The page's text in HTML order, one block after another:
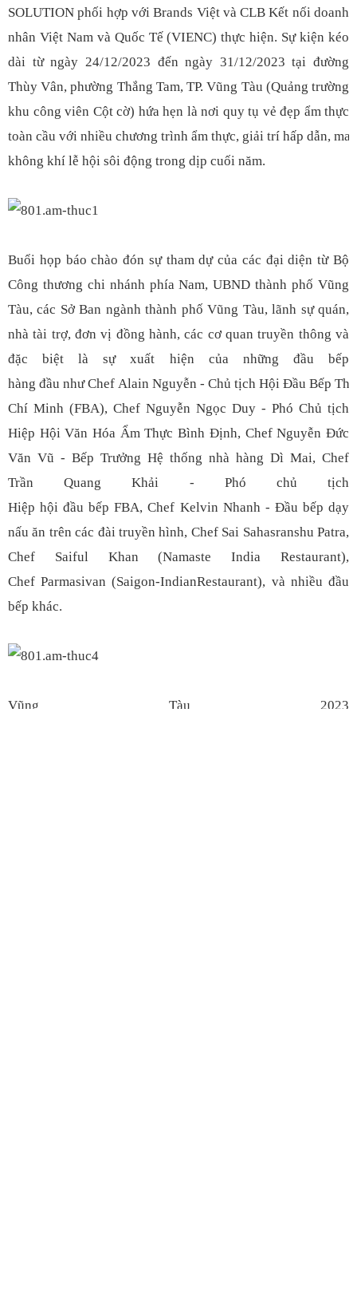
SOLUTION phối hợp với Brands Việt và CLB Kết nối doanh
nhân Việt Nam và Quốc Tế (VIENC) thực hiện. Sự kiện kéo
dài từ ngày 24/12/2023 đến ngày 31/12/2023 tại đường
Thùy Vân, phường Thắng Tam, TP. Vũng Tàu (Quảng trường
khu công viên Cột cờ) hứa hẹn là nơi quy tụ vẻ đẹp ẩm thực
toàn cầu với nhiều chương trình ẩm thực, giải trí hấp dẫn,
không khí lễ hội sôi động trong dịp cuối năm.
Buổi họp báo chào đón sự tham dự của các đại diện từ Bộ
Công thương chi nhánh phía Nam, UBND thành phố Vũng
Tàu, các Sở Ban ngành thành phố Vũng Tàu, lãnh sự quán,
nhà tài trợ, đơn vị đồng hành, các cơ quan truyền thông và
đặc biệt là sự xuất hiện của những đầu bếp
hàng đầu như Chef Alain Nguyễn - Chủ tịch Hội Đầu Bếp
Chí Minh (FBA), Chef Nguyễn Ngọc Duy - Phó Chủ tịch
Hiệp Hội Văn Hóa Ẩm Thực Bình Định, Chef Nguyễn Đức
Văn Vũ - Bếp Trưởng Hệ thống nhà hàng Dì Mai, Chef
Trần Quang Khải - Phó chủ tịch
Hiệp hội đầu bếp FBA, Chef Kelvin Nhanh - Đầu bếp dạy
nấu ăn trên các đài truyền hình, Chef Sai Sahasranshu Patra,
Chef Saiful Khan (Namaste India Restaurant),
Chef Parmasivan (Saigon-IndianRestaurant), và nhiều đầu
bếp khác.
Vũng Tàu 2023